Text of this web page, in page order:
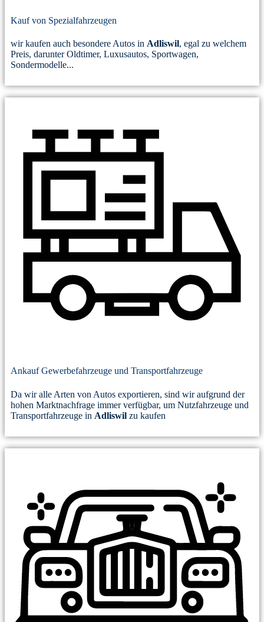
Kauf von Spezialfahrzeugen
wir kaufen auch besondere Autos in Adliswil, egal zu welchem
Preis, darunter Oldtimer, Luxusautos, Sportwagen,
Sondermodelle...
Ankauf Gewerbefahrzeuge und Transportfahrzeuge
Da wir alle Arten von Autos exportieren, sind wir aufgrund der
hohen Marktnachfrage immer verfügbar, um Nutzfahrzeuge und
Transportfahrzeuge in Adliswil zu kaufen